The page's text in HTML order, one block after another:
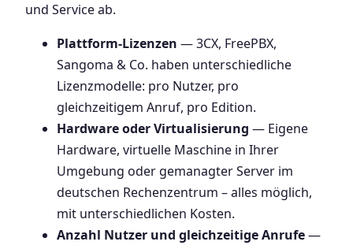
und Service ab.
Plattform-Lizenzen — 3CX, FreePBX,
Sangoma & Co. haben unterschiedliche
Lizenzmodelle: pro Nutzer, pro
gleichzeitigem Anruf, pro Edition.
Hardware oder Virtualisierung — Eigene
Hardware, virtuelle Maschine in Ihrer
Umgebung oder gemanagter Server im
deutschen Rechenzentrum – alles möglich,
mit unterschiedlichen Kosten.
Anzahl Nutzer und gleichzeitige Anrufe—